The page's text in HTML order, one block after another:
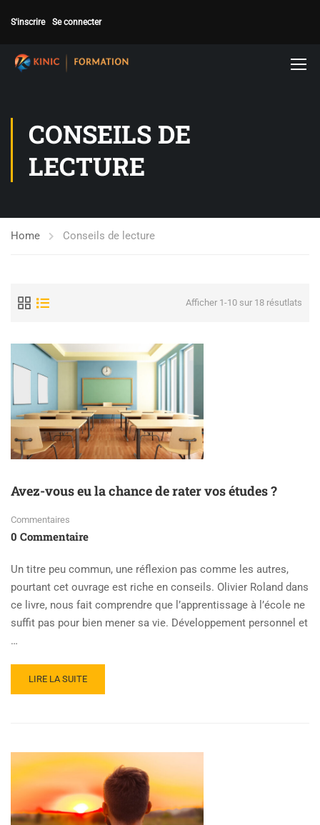
S'inscrire Se connecter
CONSEILS DE
LECTURE
Home Conseils de lecture
Afficher 1-10 sur 18 résutlats
Avez-vous eu la chance de rater vos études ?
Commentaires
0 Commentaire
Un titre peu commun, une réflexion pas comme les autres,
pourtant cet ouvrage est riche en conseils. Olivier Roland dans
ce livre, nous fait comprendre que l’apprentissage à l’école ne
suffit pas pour bien mener sa vie. Développement personnel et
…
LIRE LA SUITE